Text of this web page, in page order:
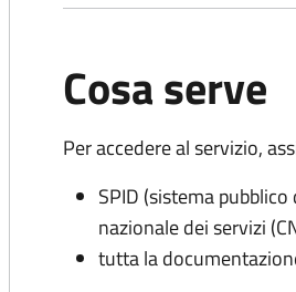
Cosa serve
Per accedere al servizio,
SPID (sistema
nazionale dei servizi
tutta la